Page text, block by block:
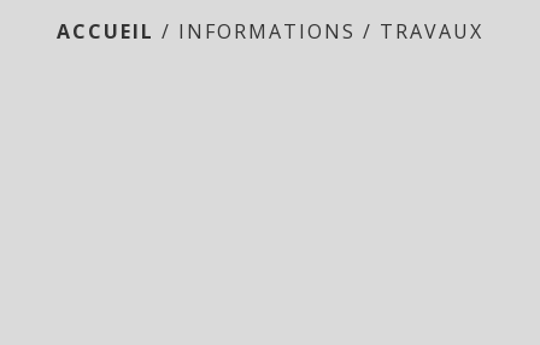
ACCUEIL / INFORMATIONS / TRAVAUX